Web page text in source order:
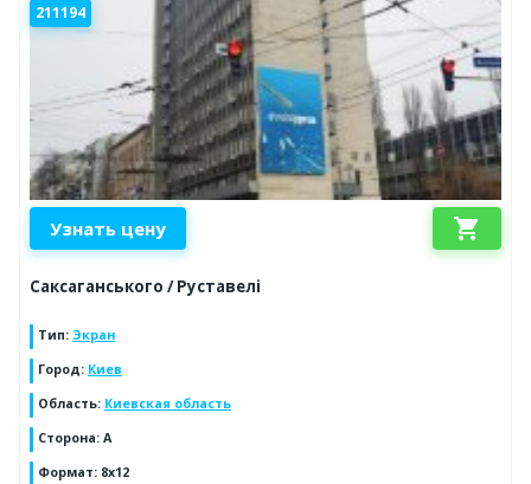
211194
Узнать цену shopping_cart
Саксаганського / Руставелі
Тип: Экран
Город: Киев
Область: Киевская область
Сторона: А
Формат: 8х12